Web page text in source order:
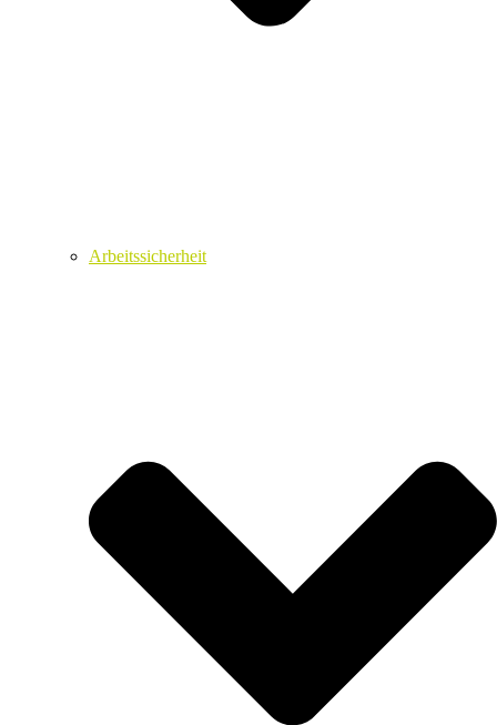
Arbeitssicherheit